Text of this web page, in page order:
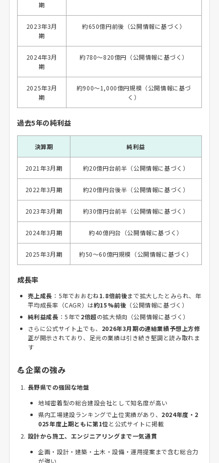
期
2023年3月
期
約650億円前後（公開情報に基づく）
2024年3月
期
約780〜820億円（公開情報に基づく）
2025年3月
期
約900〜1,000億円規模（公開情報に基づ
く）
過去5年の純利益
決算期 純利益
2021年3月期 約20億円台前半（公開情報に基づく）
2022年3月期 約20億円台後半（公開情報に基づく）
2023年3月期 約30億円台前半（公開情報に基づく）
2024年3月期 約40億円台（公開情報に基づく）
2025年3月期 約50〜60億円規模（公開情報に基づく）
成長率
売上成長 ：5年でおおむね1.8倍前後まで拡大したとみられ、年
平均成長率（CAGR）は約15%前後 （公開情報に基づく）
純利益成長 ：5年で2倍超の拡大傾向（公開情報に基づく）
さらに公式サイト上でも、 2026年3月期の連結業績予想上方修
正が開示されており、足元の業績は引き続き堅調と読み取れま
す
💪企業の強み
長野県での強固な地盤
地域密着型の総合建設会社として知名度が高い
県内工場建設ランキングで上位実績があり、 2024年度・2
025年度上期ともに第1位と公式サイトに掲載
設計から施工、エンジニアリングまで一気通貫
企画・設計・建築・土木・設備・運用提案まで含む総合力
が強い